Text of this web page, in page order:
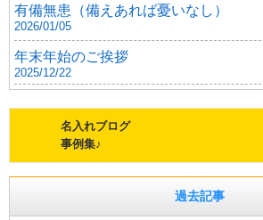
有備無患（備えあれば憂いなし）
2026/01/05
年末年始のご挨拶
2025/12/22
名入れブログ
事例集♪
過去記事